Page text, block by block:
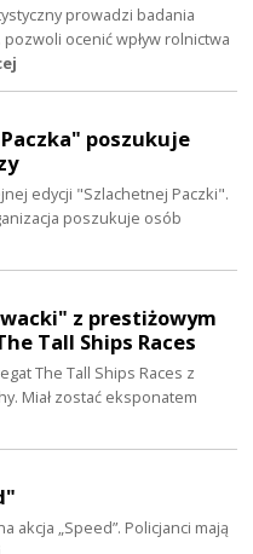
prowadzi badania
ocenić wpływ rolnictwa
poszukuje
edycji "Szlachetnej Paczki".
poszukuje osób
z prestiżowym
Tall Ships Races
The Tall Ships Races z
Miał zostać eksponatem
akcja „Speed”. Policjanci mają